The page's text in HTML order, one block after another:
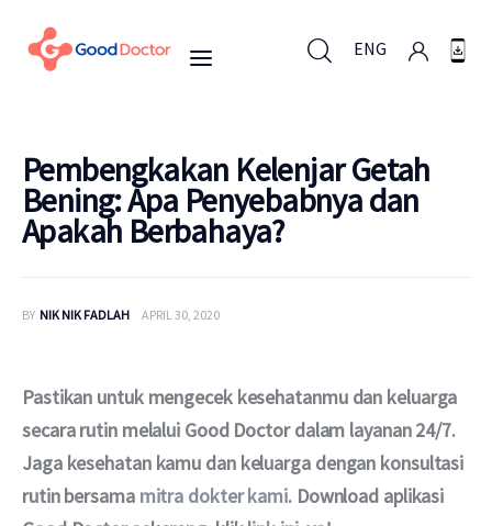
ENG
ENG
Untuk Bisnis
Layanan
Pembengkakan Kelenjar Getah
Bening: Apa Penyebabnya dan
Apakah Berbahaya?
BY NIK NIK FADLAH APRIL 30, 2020
Pastikan untuk mengecek kesehatanmu dan keluarga
secara rutin melalui Good Doctor dalam layanan 24/7.
Jaga kesehatan kamu dan keluarga dengan konsultasi
rutin bersama mitra dokter kami. Download aplikasi